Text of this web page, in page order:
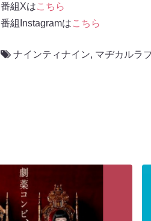
番組Xはこちら
番組Instagramはこちら
ナインティナイン, マヂカルラ